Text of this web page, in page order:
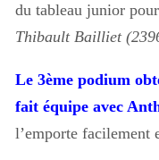
du tableau junior
Thibault Bailliet
Le 3ème podium
fait équipe avec
l’emporte facilement